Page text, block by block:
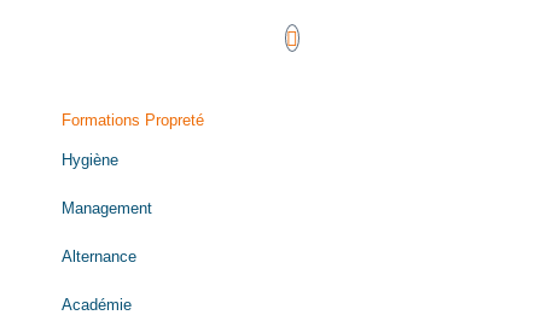
Formations Propreté
Hygiène
Management
Alternance
Académie